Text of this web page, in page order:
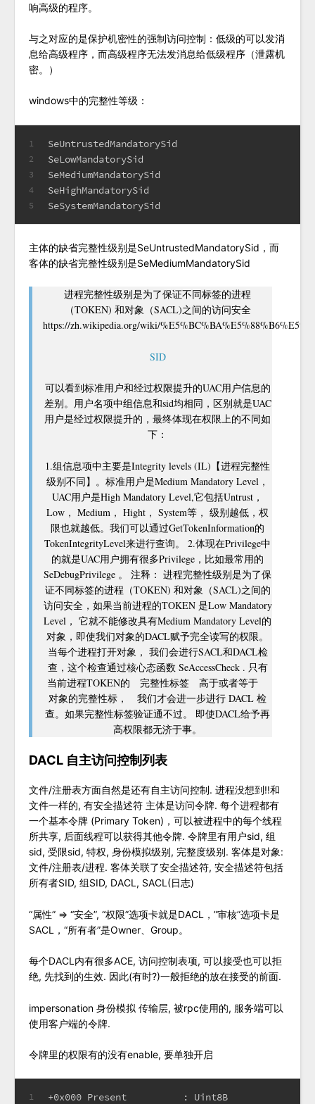
响高级的程序。
与之对应的是保护机密性的强制访问控制：低级的可以发消
息给高级程序，而高级程序无法发消息给低级程序（泄露机
密。）
windows中的完整性等级：
1
2
3
4
5
SeUntrustedMandatorySid
SeLowMandatorySid
SeMediumMandatorySid
SeHighMandatorySid
SeSystemMandatorySid
主体的缺省完整性级别是SeUntrustedMandatorySid，而
客体的缺省完整性级别是SeMediumMandatorySid
进程完整性级别是为了保证不同标签的进程
（TOKEN) 和对象（SACL)之间的访问安全
https://zh.wikipedia.org/wiki/
SID
可以看到标准用户和经过权限提升的UAC用户信息的
差别。用户名项中组信息和sid均相同，区别就是UAC
用户是经过权限提升的，最终体现在权限上的不同如
下：
1.组信息项中主要是Integrity levels (IL)【进程完整性
级别不同】。标准用户是Medium Mandatory Level，
UAC用户是High Mandatory Level,它包括Untrust，
Low， Medium， Hight， System等， 级别越低，权
限也就越低。我们可以通过GetTokenInformation的
TokenIntegrityLevel来进行查询。 2.体现在Privilege中
的就是UAC用户拥有很多Privilege，比如最常用的
SeDebugPrivilege 。 注释： 进程完整性级别是为了保
证不同标签的进程（TOKEN) 和对象（SACL)之间的
访问安全，如果当前进程的TOKEN 是Low Mandatory
Level， 它就不能修改具有Medium Mandatory Level的
对象，即使我们对象的DACL赋予完全读写的权限。
当每个进程打开对象， 我们会进行SACL和DACL检
查，这个检查通过核心态函数 SeAccessCheck . 只有
当前进程TOKEN的 完整性标签 高于或者等于
对象的完整性标， 我们才会进一步进行 DACL 检
查。如果完整性标签验证通不过。 即使DACL给予再
高权限都无济于事。
DACL 自主访问控制列表
文件/注册表方面自然是还有自主访问控制. 进程没想到!!和
文件一样的, 有安全描述符 主体是访问令牌. 每个进程都有
一个基本令牌 (Primary Token)，可以被进程中的每个线程
所共享, 后面线程可以获得其他令牌. 令牌里有用户sid, 组
sid, 受限sid, 特权, 身份模拟级别, 完整度级别. 客体是对象:
文件/注册表/进程. 客体关联了安全描述符, 安全描述符包括
所有者SID, 组SID, DACL, SACL(日志)
“属性” => “安全”, “权限”选项卡就是DACL，”审核”选项卡是
SACL，“所有者”是Owner、Group。
每个DACL内有很多ACE, 访问控制表项, 可以接受也可以拒
绝, 先找到的生效. 因此(有时?)一般拒绝的放在接受的前面.
impersonation 身份模拟 传输层, 被rpc使用的, 服务端可以
使用客户端的令牌.
令牌里的权限有的没有enable, 要单独开启
1 +0x000 Present          : Uint8B